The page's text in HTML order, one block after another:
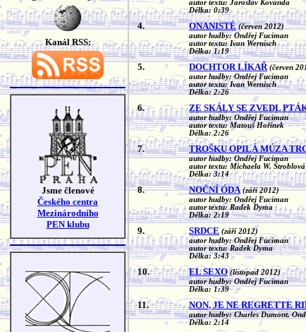
Kanál RSS:
Jsme členové
Českého centra
Mezinárodního
PEN klubu
autor textu: Jaroslav Kovanda
Délka: 0:39
4. ONANISTÉ (červen 2012)
autor hudby: Ondřej Fuciman
autor textu: Ivan Wernisch
Délka: 1:19
5. DOCHTOR LÍKAŘ (červen
autor hudby: Ondřej Fuciman
autor textu: Ivan Wernisch
Délka: 2:26
6. ZE SKÁLY SE ZVEDL
autor hudby: Ondřej Fuciman
autor textu: Matouš Hořínek
Délka: 2:26
7. TROŠKU OPILÁ MÚZA
autor hudby: Ondřej Fuciman
autor textu: Michaela W. Štroblová
Délka: 3:14
8. NOČNÍ ÓDA (září 2012)
autor hudby: Ondřej Fuciman
autor textu: Radek Dyma
Délka: 2:19
9. SRDCE (září 2012)
autor hudby: Ondřej Fuciman
autor textu: Radek Dyma
Délka: 3:43
10. EL SEXO (listopad 2012)
autor hudby: Ondřej Fuciman
Délka: 1:39
11. NON, JE NE REGRETTE
autor hudby: Charles Dumont,
Délka: 2:14